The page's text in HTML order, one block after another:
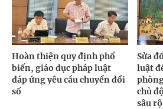
Hoàn thiện quy định phổ
biến, giáo dục pháp luật
đáp ứng yêu cầu chuyển đổi
số
Sửa
luật
chủ
sâu